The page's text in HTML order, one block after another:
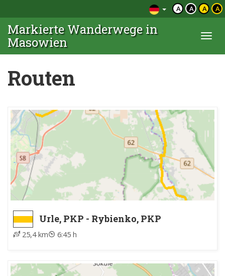
A A A A
Markierte Wanderwege in
Masowien
Routen
Urle, PKP - Rybienko, PKP
25,4 km 6:45 h